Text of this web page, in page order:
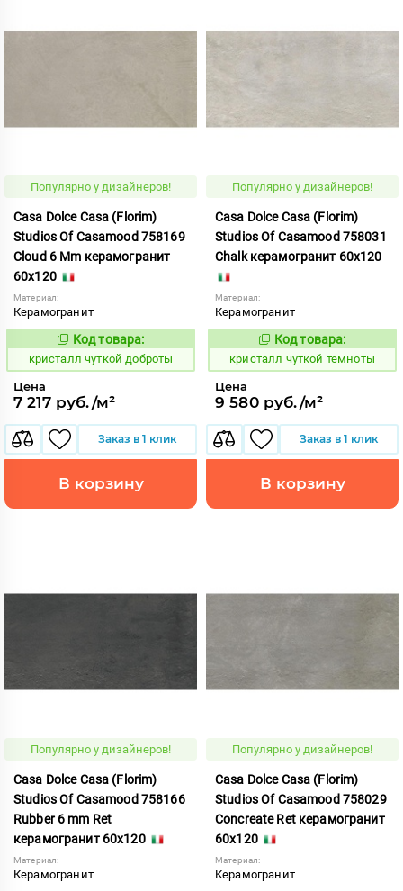
Популярно у дизайнеров!
Casa Dolce Casa (Florim)
Studios Of Casamood 758169
Cloud 6 Mm керамогранит
60x120
Материал:
Керамогранит
827247
Код товара:
кристалл чуткой доброты
Цена
7 217 руб./м²
Заказ в 1 клик
В корзину
Популярно у дизайнеров!
Casa Dolce Casa (Florim)
Studios Of Casamood 758031
Chalk керамогранит 60x120
Материал:
Керамогранит
827227
Код товара:
кристалл чуткой темноты
Цена
9 580 руб./м²
Заказ в 1 клик
В корзину
Популярно у дизайнеров!
Casa Dolce Casa (Florim)
Studios Of Casamood 758166
Rubber 6 mm Ret
керамогранит 60x120
Материал:
Керамогранит
Популярно у дизайнеров!
Casa Dolce Casa (Florim)
Studios Of Casamood 758029
Concreate Ret керамогранит
60x120
Материал:
Керамогранит